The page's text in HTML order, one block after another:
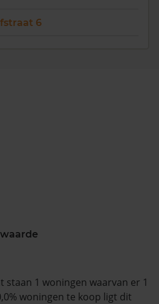
met ons op
-18:00
6
staan 1 woningen waarvan er 1
woningen te koop ligt dit